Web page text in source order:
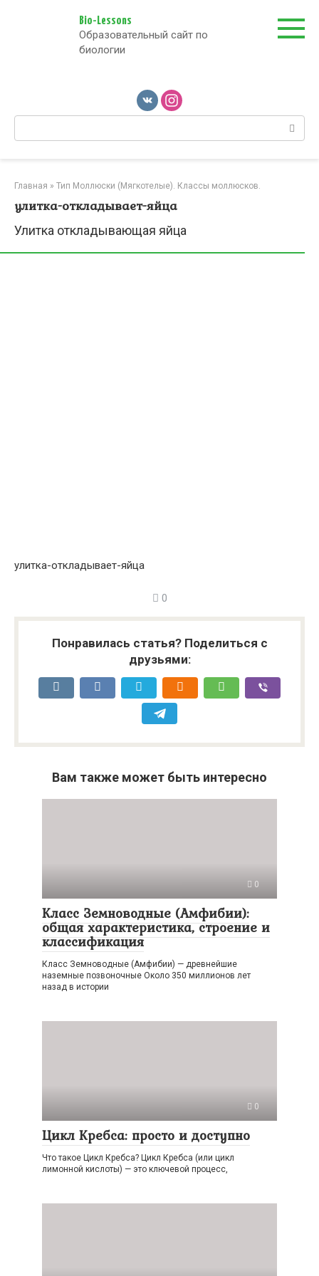
Bio-Lessons
Образовательный сайт по
биологии
Поиск:
Главная » Тип Моллюски (Мягкотелые). Классы моллюсков.
улитка-откладывает-яйца
Улитка откладывающая яйца
улитка-откладывает-яйца
0
Понравилась статья? Поделиться с
друзьями:
Вам также может быть интересно
0
Класс Земноводные (Амфибии):
общая характеристика, строение и
классификация
Класс Земноводные (Амфибии) — древнейшие
наземные позвоночные Около 350 миллионов лет
назад в истории
0
Цикл Кребса: просто и доступно
Что такое Цикл Кребса? Цикл Кребса (или цикл
лимонной кислоты) — это ключевой процесс,